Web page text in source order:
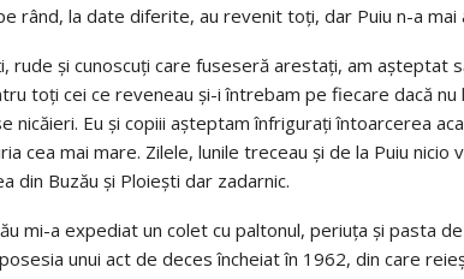
rând, la date diferite, au revenit toți, dar Puiu n-a mai
rude și cunoscuți care fuseseră arestați, am așteptat
toți cei ce reveneau și-i întrebam pe fiecare dacă nu
nicăieri. Eu și copiii așteptam înfrigurați întoarcerea
cea mai mare. Zilele, lunile treceau și de la Puiu nicio
din Buzău și Ploiești dar zadarnic.
mi-a expediat un colet cu paltonul, periuța și pasta
unui act de deces încheiat în 1962, din care